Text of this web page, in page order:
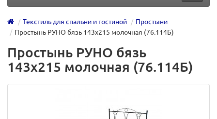
Текстиль для спальни и гостиной
Простыни
Простынь РУНО бязь 143х215 молочная (76.114Б)
Простынь РУНО бязь
143х215 молочная (76.114Б)